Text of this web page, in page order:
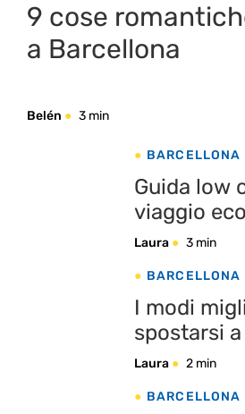
9 cose
a Barcellona
Belén 3 min
BARCELLONA
Guida low
viaggio
Barcellona
Laura 3 min
BARCELLONA
I modi
spostarsi
Laura 2 min
BARCELLONA